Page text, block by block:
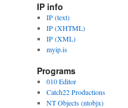
IP info
IP (text)
IP (XHTML)
IP (XML)
myip.is
Programs
010 Editor
Catch22 Productions
NT Objects (ntobjx)